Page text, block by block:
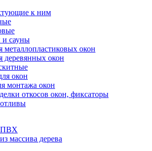
к ним
и сауны
металлопластиковых окон
деревянных окон
окон
монтажа окон
откосов окон, фиксаторы
ПВХ
массива дерева